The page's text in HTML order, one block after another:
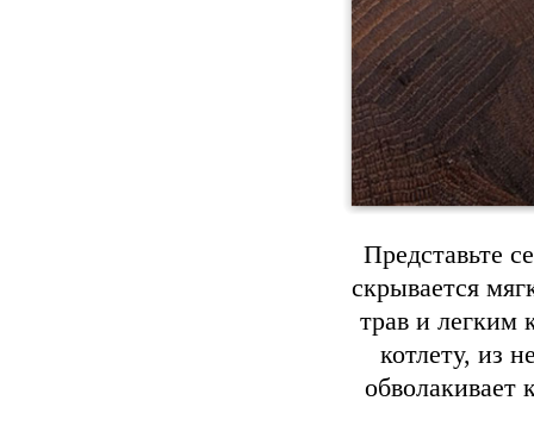
Представьте
скрывается
трав и легким
котлету, из
обволакивает